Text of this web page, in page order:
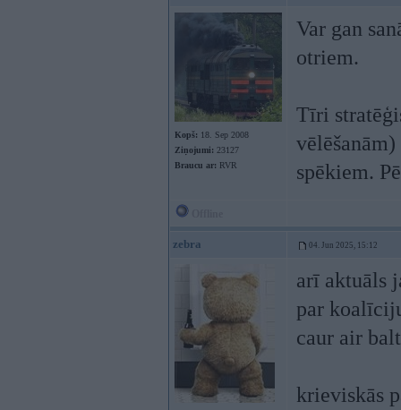
Kopš: 18. Sep 2008
Ziņojumi: 23127
Braucu ar: RVR
Var gan
otriem.
Tīri
spēkiem.
zebra 04. Jun 2025, 15:12
arī aktuāls
par
caur air
krieviskās